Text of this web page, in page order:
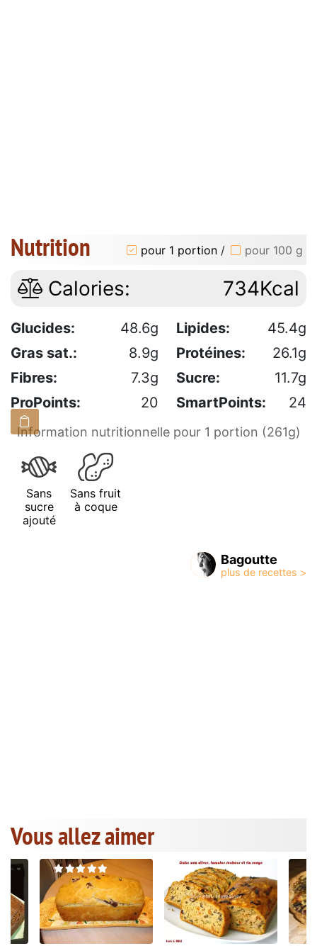
Nutrition pour 1 portion / pour 100 g
Calories: 734Kcal
Glucides: 48.6g Lipides:
45.4g
Gras sat.:
8.9g Protéines:
26.1g
Fibres:
7.3g Sucre:
11.7g
ProPoints:
20 SmartPoints: 24
Information nutritionnelle pour 1 portion (261g)
Sans
sucre
ajouté
Sans fruit
à coque
Bagoutte
Vous allez aimer